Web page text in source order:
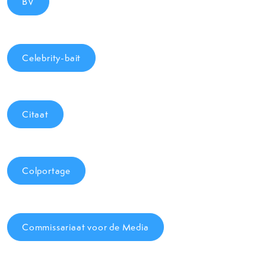
Celebrity-bait
Citaat
Colportage
Commissariaat voor de Media